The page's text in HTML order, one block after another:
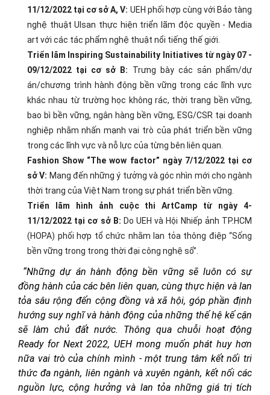
11/12/2022 tại cơ sở A, V: UEH phối hợp cùng với Bảo tàng
nghệ thuật Ulsan thực hiện triển lãm độc quyền - Media
art với các tác phẩm nghệ thuật nổi tiếng thế giới.
Triển lãm Inspiring Sustainability Initiatives từ ngày 07 -
09/12/2022 tại cơ sở B: Trưng bày các sản phẩm/dự
án/chương trình hành động bền vững trong các lĩnh vực
khác nhau từ trường học không rác, thời trang bền vững,
bao bì bền vững, ngân hàng bền vững, ESG/CSR tại doanh
nghiệp nhằm nhấn mạnh vai trò của phát triển bền vững
trong các lĩnh vực và nỗ lực của từng bên liên quan.
Fashion Show “The wow factor” ngày 7/12/2022 tại cơ
sở V: Mang đến những ý tưởng và góc nhìn mới cho ngành
thời trang của Việt Nam trong sự phát triển bền vững.
Triển lãm hình ảnh cuộc thi ArtCamp từ ngày 4-
11/12/2022 tại cơ sở B: Do UEH và Hội Nhiếp ảnh TP.HCM
(HOPA) phối hợp tổ chức nhằm lan tỏa thông điệp “Sống
bền vững trong trong thời đại công nghệ số”.
“Những dự án hành động bền vững sẽ luôn có sự
đồng hành của các bên liên quan, cùng thực hiện và lan
tỏa sâu rộng đến cộng đồng và xã hội, góp phần định
hướng suy nghĩ và hành động của những thế hệ kế cận
sẽ làm chủ đất nước. Thông qua chuỗi hoạt động
Ready for Next 2022, UEH mong muốn phát huy hơn
nữa vai trò của chính mình - một trung tâm kết nối tri
thức đa ngành, liên ngành và xuyên ngành, kết nối các
nguồn lực, cộng hưởng và lan tỏa những giá trị tích